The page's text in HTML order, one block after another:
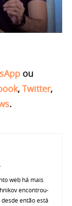
ou
, Twitter,
.
web há mais
encontrou-
então está